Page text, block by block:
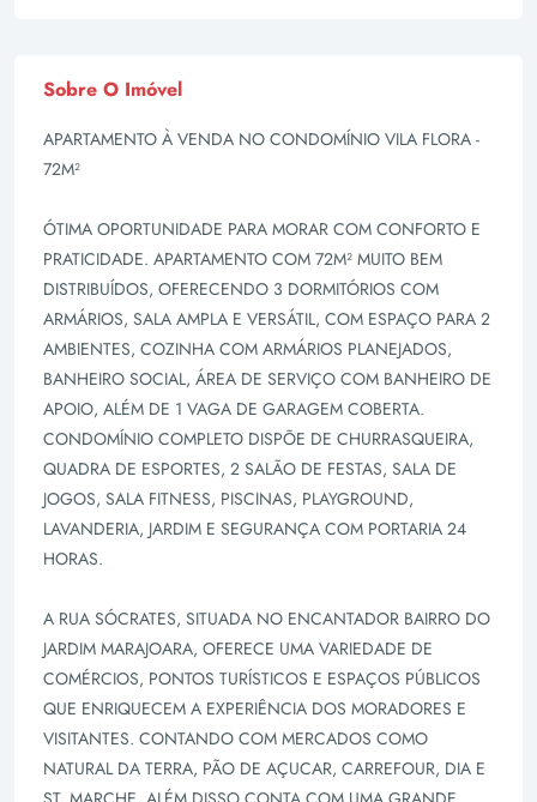
Sobre O Imóvel
APARTAMENTO À VENDA NO CONDOMÍNIO VILA FLORA -
72M²
ÓTIMA OPORTUNIDADE PARA MORAR COM CONFORTO E
PRATICIDADE. APARTAMENTO COM 72M² MUITO BEM
DISTRIBUÍDOS, OFERECENDO 3 DORMITÓRIOS COM
ARMÁRIOS, SALA AMPLA E VERSÁTIL, COM ESPAÇO PARA 2
AMBIENTES, COZINHA COM ARMÁRIOS PLANEJADOS,
BANHEIRO SOCIAL, ÁREA DE SERVIÇO COM BANHEIRO DE
APOIO, ALÉM DE 1 VAGA DE GARAGEM COBERTA.
CONDOMÍNIO COMPLETO DISPÕE DE CHURRASQUEIRA,
QUADRA DE ESPORTES, 2 SALÃO DE FESTAS, SALA DE
JOGOS, SALA FITNESS, PISCINAS, PLAYGROUND,
LAVANDERIA, JARDIM E SEGURANÇA COM PORTARIA 24
HORAS.
A RUA SÓCRATES, SITUADA NO ENCANTADOR BAIRRO DO
JARDIM MARAJOARA, OFERECE UMA VARIEDADE DE
COMÉRCIOS, PONTOS TURÍSTICOS E ESPAÇOS PÚBLICOS
QUE ENRIQUECEM A EXPERIÊNCIA DOS MORADORES E
VISITANTES. CONTANDO COM MERCADOS COMO
NATURAL DA TERRA, PÃO DE AÇUCAR, CARREFOUR, DIA E